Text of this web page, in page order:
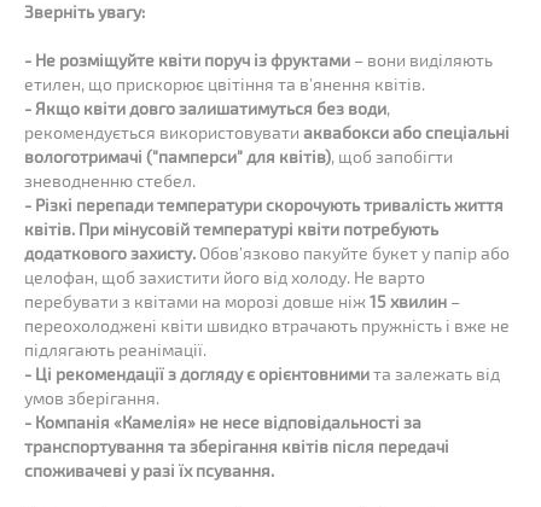
Зверніть увагу:
- Не розміщуйте квіти поруч із фруктами – вони виділяють
етилен, що прискорює цвітіння та в’янення квітів.
- Якщо квіти довго залишатимуться без води,
рекомендується використовувати аквабокси або спеціальні
вологотримачі ("памперси" для квітів), щоб запобігти
зневодненню стебел.
- Різкі перепади температури скорочують тривалість життя
квітів. При мінусовій температурі квіти потребують
додаткового захисту. Обов’язково пакуйте букет у папір або
целофан, щоб захистити його від холоду. Не варто
перебувати з квітами на морозі довше ніж 15 хвилин –
переохолоджені квіти швидко втрачають пружність і вже не
підлягають реанімації.
- Ці рекомендації з догляду є орієнтовнимита залежать від
умов зберігання.
- Компанія «Камелія» не несе відповідальності за
транспортування та зберігання квітів після передачі
споживачеві у разі їх псування.